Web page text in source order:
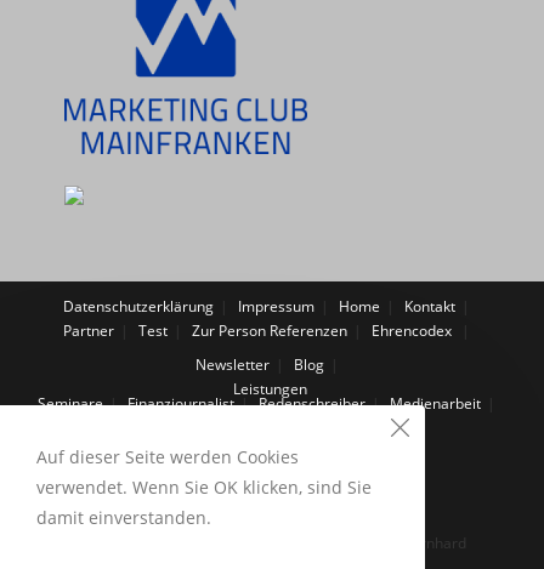
Datenschutzerklärung Impressum Home
Kontakt
Partner
Test Zur Person Referenzen
Ehrencodex
Newsletter
Blog
Leistungen
Seminare Finanzjournalist Redenschreiber
Medienarbeit
Ihr eigenes Buch
Lektorat / Textverbesserung
Zur Person Tolle Tipps für Redner
Copyright [oceanwp_2018] - OceanWP by Martin Bernhard
Auf dieser Seite werden Cookies
verwendet. Wenn Sie OK klicken, sind Sie
damit einverstanden.